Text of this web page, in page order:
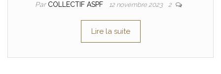
Par COLLECTIF ASPF 12 novembre 2023 2
Lire la suite